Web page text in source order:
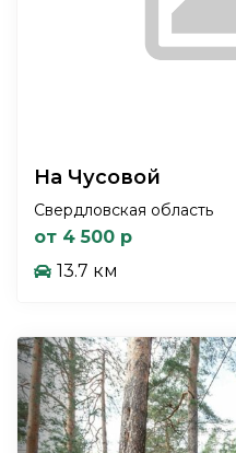
На Чусовой
Свердловская область
от 4 500 р
13.7 км